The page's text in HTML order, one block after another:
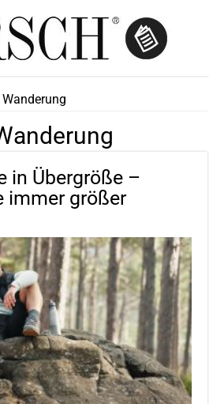
Wanderung
in Übergröße –
immer größer